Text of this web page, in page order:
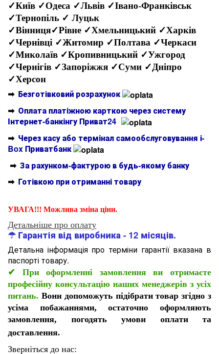
✓Київ ✓Одеса ✓Львів ✓Івано-Франківськ
✓Тернопіль ✓ Луцьк
✓Вінниця✓Рівне ✓Хмельницький ✓Харків
✓Чернівці ✓Житомир ✓Полтава ✓Черкаси
✓Миколаїв ✓Кропивницький ✓Ужгород
✓Чернігів ✓Запоріжжя ✓Суми ✓Дніпро
✓Херсон
➡ Безготівковий розрахунок
➡ Оплата платіжною карткою через систему
Інтернет-банкінгу Приват24
➡ Через касу або термінал самообслуговування і-
Box Приватбанк
➡ За рахунком-фактурою в будь-якому банку
➡ Готівкою при отриманні товару
УВАГА!!! Можлива зміна ціни.
Детальніше про оплату
☂ Гарантія від виробника - 12 місяців.
Детальна інформація про терміни гарантії вказана в
паспорті товару.
✔ При оформленні замовлення ви отримаєте
професійну консультацію наших менеджерів з усіх
питань. Вони допоможуть підібрати товар згідно з
усіма побажаннями, остаточно оформляють
замовлення, погодять умови оплати та
доставлення.
Зверніться до нас: